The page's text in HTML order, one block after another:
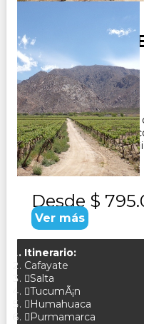
VUELTA
Duración:
5Días4Noches
Paquete Turistico de 5
provincia de Salta y
Cafayate, Quilmes,
Desde $
Ver más
Itinerario:
Cafayate
Salta
TucumÃ¡n
Humahuaca
Purmamarca